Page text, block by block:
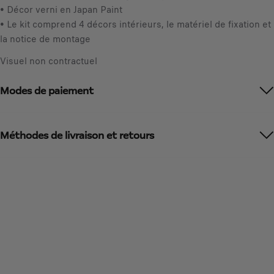
/
u
n
t
d
t
o
1
• Décor verni en Japan Paint
• Le kit comprend 4 décors intérieurs, le matériel de fixation et
la notice de montage
Visuel non contractuel
Modes de paiement
Méthodes de livraison et retours